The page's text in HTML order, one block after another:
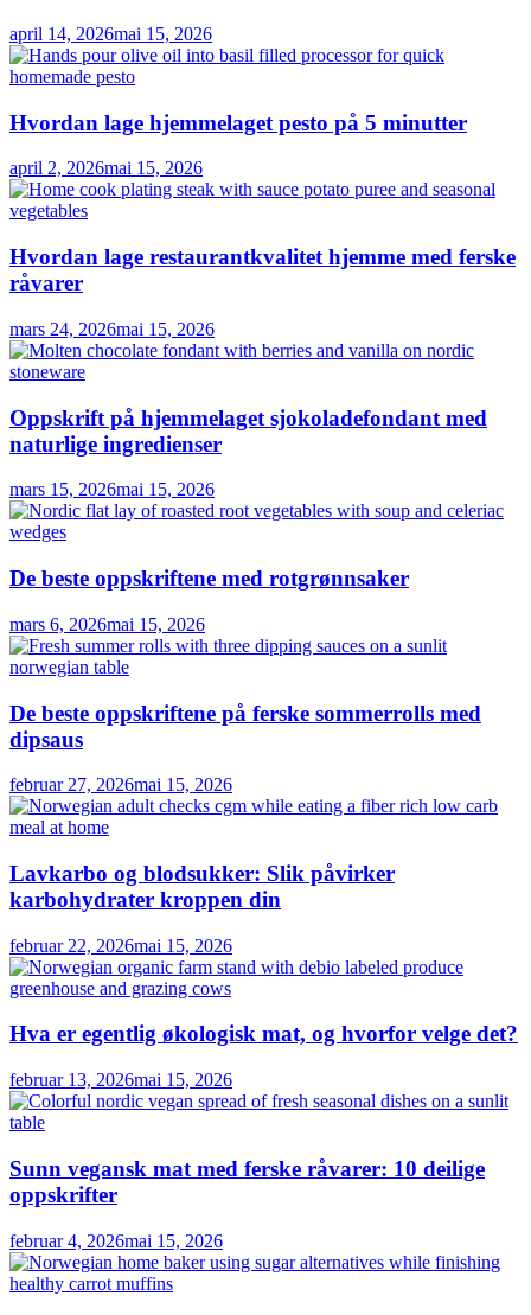
april 14, 2026mai 15, 2026
Hvordan lage hjemmelaget pesto på 5 minutter
april 2, 2026mai 15, 2026
Hvordan lage restaurantkvalitet hjemme med ferske
råvarer
mars 24, 2026mai 15, 2026
Oppskrift på hjemmelaget sjokoladefondant med
naturlige ingredienser
mars 15, 2026mai 15, 2026
De beste oppskriftene med rotgrønnsaker
mars 6, 2026mai 15, 2026
De beste oppskriftene på ferske sommerrolls med
dipsaus
februar 27, 2026mai 15, 2026
Lavkarbo og blodsukker: Slik påvirker
karbohydrater kroppen din
februar 22, 2026mai 15, 2026
Hva er egentlig økologisk mat, og hvorfor velge det?
februar 13, 2026mai 15, 2026
Sunn vegansk mat med ferske råvarer: 10 deilige
oppskrifter
februar 4, 2026mai 15, 2026